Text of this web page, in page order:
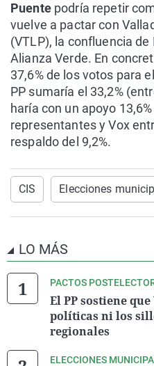
Puentepodría repetir
vuelve a pactar con
(VTLP), la confluencia de
Alianza Verde. En
37,6% de los votos para
PP sumaría el 33,2%
haría con un apoyo
representantes y Vox
respaldo del 9,2%.
CIS Elecciones
LO MÁS
PACTOS
El PP sostiene
políticas ni los
regionales
ELECCIONES